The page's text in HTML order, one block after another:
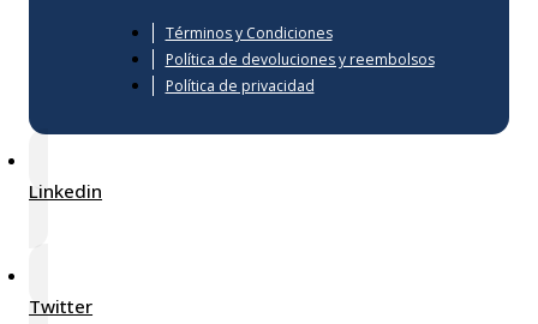
Términos y Condiciones
Política de devoluciones y reembolsos
Política de privacidad
Linkedin
Twitter